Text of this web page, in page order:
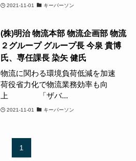
2021-11-01 キーパーソン
(株)明治 物流本部 物流企画部 物流
２グループ グループ長 今泉 貴博
氏、専任課長 染矢 健氏
物流に関わる環境負荷低減を加速
荷役省力化で物流業務効率も向
上 「ザバ...
2021-11-01 キーパーソン
1